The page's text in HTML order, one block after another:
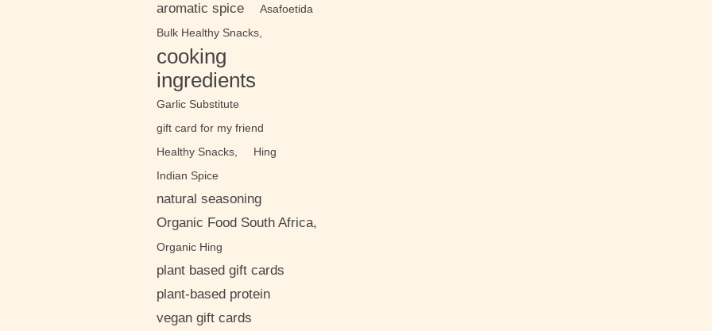
aromatic spice
Asafoetida
Bulk Healthy Snacks,
cooking
ingredients
Garlic Substitute
gift card for my friend
Healthy Snacks,
Hing
Indian Spice
natural seasoning
Organic Food South Africa,
Organic Hing
plant based gift cards
plant-based protein
vegan gift cards